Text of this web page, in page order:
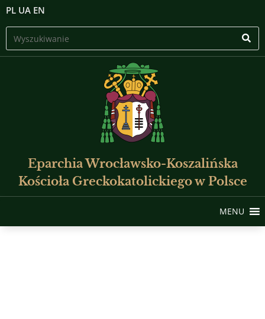
PL UA EN
Eparchia Wrocławsko-Koszalińska
Kościoła Greckokatolickiego w Polsce
MENU